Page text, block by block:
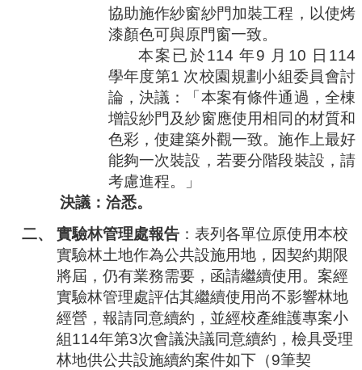
協助施作紗窗紗門加裝工程，以使烤
漆顏色可與原門窗一致。
本案已於114 年9 月 10 日 114
學年度第1 次校園規劃小組委員會討
論，決議：「本案有條件通過，全棟
增設紗門及紗窗應使用相同的材質和
色彩，使建築外觀一致。施作上最好
能夠一次裝設，若要分階段裝設，請
考慮進程。」
決議：洽悉。
二、 實驗林管理處報告： 表列各單位原使用本校
實驗林土地作為公共設施用地，因契約期限
將屆，仍有業務需要，函請繼續使用。案經
實驗林管理處評估其繼續使用尚不影響林地
經營，報請同意續約，並經校產維護專案小
組 114年第3次會議決議同意續約，檢具受理
林地供公共設施續約案件如下（9筆契